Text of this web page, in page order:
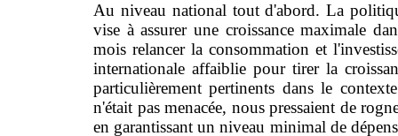
Au niveau national tout d'abord. La
vise à assurer une croissance maximale
mois relancer la consommation et
internationale affaiblie pour tirer la
particulièrement pertinents dans le
n'était pas menacée, nous pressaient de
en garantissant un niveau minimal de